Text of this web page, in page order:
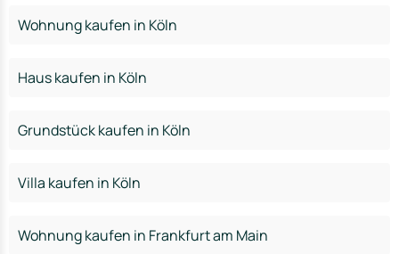
Wohnung kaufen in Köln
Haus kaufen in Köln
Grundstück kaufen in Köln
Villa kaufen in Köln
Wohnung kaufen in Frankfurt am Main